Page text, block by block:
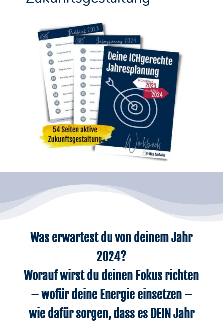
Was erwartest du von deinem Jahr
2024?
Worauf wirst du deinen Fokus richten
– wofür deine Energie einsetzen –
wie dafür sorgen, dass es DEIN Jahr